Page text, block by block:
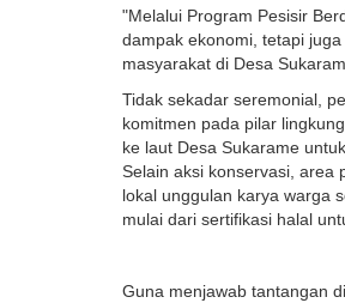
"Melalui Program Pesisir
dampak ekonomi, tetapi
masyarakat di Desa
Tidak sekadar seremonial,
komitmen pada pilar
ke laut Desa Sukarame
Selain aksi konservasi, area
lokal unggulan karya warga
mulai dari sertifikasi halal
Guna menjawab tantangan